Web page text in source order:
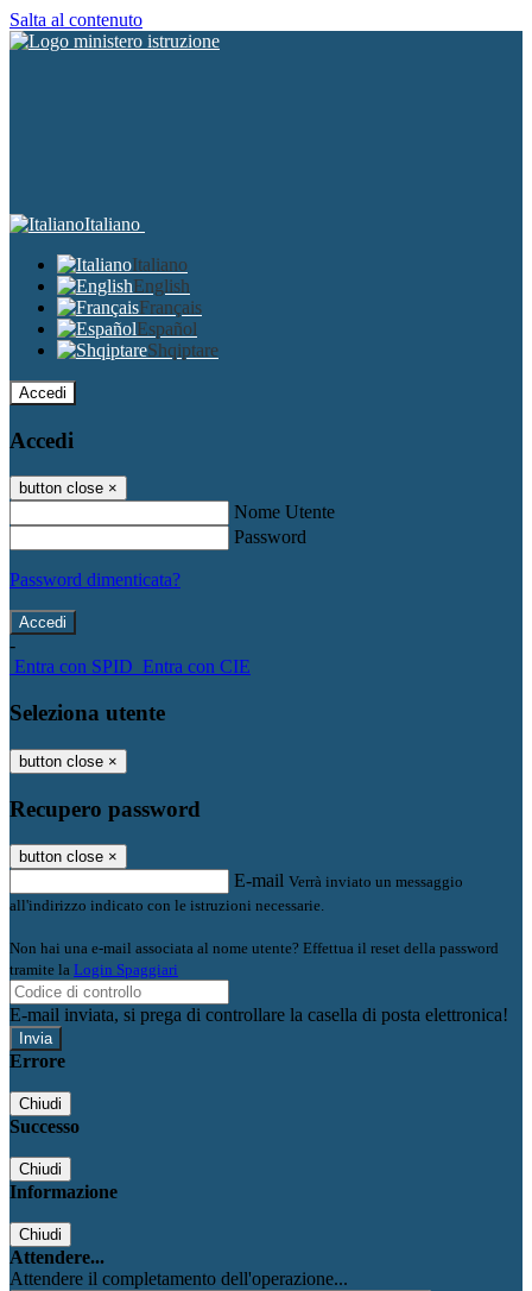
Salta al contenuto
Italiano
Italiano
English
Français
Español
Shqiptare
Accedi
Accedi
button close ×
Nome Utente
Password
Password dimenticata?
-
Entra con SPID Entra con CIE
Seleziona utente
button close ×
Recupero password
button close ×
E-mail Verrà inviato un messaggio
all'indirizzo indicato con le istruzioni necessarie.
Non hai una e-mail associata al nome utente? Effettua il reset della password
tramite la Login Spaggiari
E-mail inviata, si prega di controllare la casella di posta elettronica!
Errore
Chiudi
Successo
Chiudi
Informazione
Chiudi
Attendere...
Attendere il completamento dell'operazione...